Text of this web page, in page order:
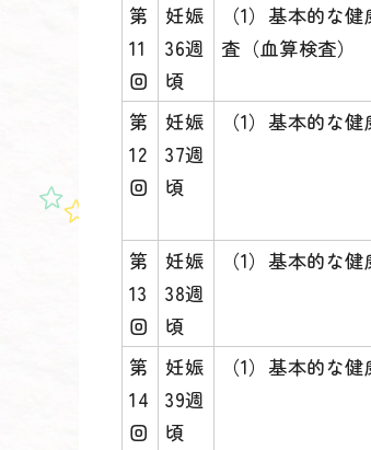
第
11
回
妊娠
36週
頃
（1）基本的な
査（血算検査）
第
12
回
妊娠
37週
頃
（1）基本的な
第
13
回
妊娠
38週
頃
（1）基本的な
第
14
回
妊娠
39週
頃
（1）基本的な